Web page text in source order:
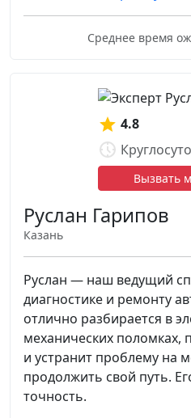
Среднее время
4.8
Вызвать
Руслан Гарипов
Казань
Руслан — наш ведущий
диагностике и ремонту
отлично разбирается в
механических поломках,
и устранит проблему на
продолжить свой путь.
точность.